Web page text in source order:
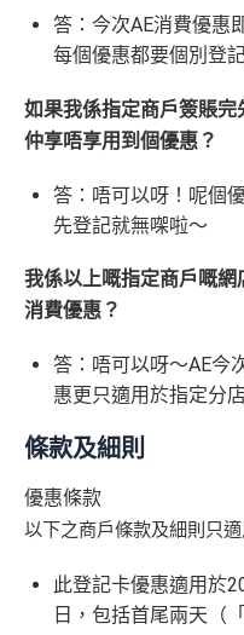
八達通增
值回贈
手機八
Apple
id) 單次
00
里先生額
外賞
les.hk/
38 新會員
💰迎新總
完成所
整個迎新期合共可賺
贈+88里賞金#！
入。同埋88里賞金#(由
本卡會員**：迎新高達76
起計過去 12 個月內曾持
核的信用卡或簽賬卡（不
A
E
白
金
卡
迎
新
項
現有客戶迎新優
H
$5
0
首3個月內用基本
c)、 翠亨邨，晚膳堂
自選主餐牌食品外賣
（主卡及附屬卡）星
睇戲買一送一
惠
積分無限期
每曆年首$120,000簽
❎缺點
年費要$2,200，即使有
海外簽賬手續費小貴
5%)
轉換成飛行里數手續費
所有回贈直接以現金
如當面交付保險費用
友
港幣支付外國註册商
長期有AE信用卡優惠
無得儲里數
查看更多信用卡詳情及
迎新項目 條件(
里先生額外現
金(申請連
hk/ae-essenti
al-apply)
免簽
卡即
簽賬迎新
累積
AE Essential迎新優
於現時持有或於申請
曾為任何由美國運通
本卡會員。美國運通
除有關推薦獎賞及迎
知。
AE Essential
答：今次AE消費優惠
每個優惠都要個別登
如果我係指定商戶簽賬
仲享唔享用到個優惠？
答：唔可以呀！呢個
先登記就無㗎啦～
我係以上嘅指定商戶嘅
消費優惠？
答：唔可以呀～AE今
惠更只適用於指定分
條款及細則
優惠條款
以下之商戶條款及細則只
此登記卡優惠適用於
日，包括首尾兩天（